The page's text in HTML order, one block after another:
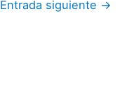
Entrada siguiente →